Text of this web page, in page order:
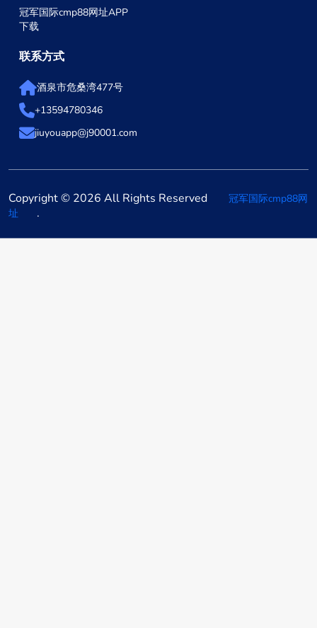
冠军国际cmp88网址APP
下载
联系方式
酒泉市危桑湾477号
+13594780346
jiuyouapp@j90001.com
Copyright © 2026 All Rights Reserved
冠军国际cmp88网
址
.